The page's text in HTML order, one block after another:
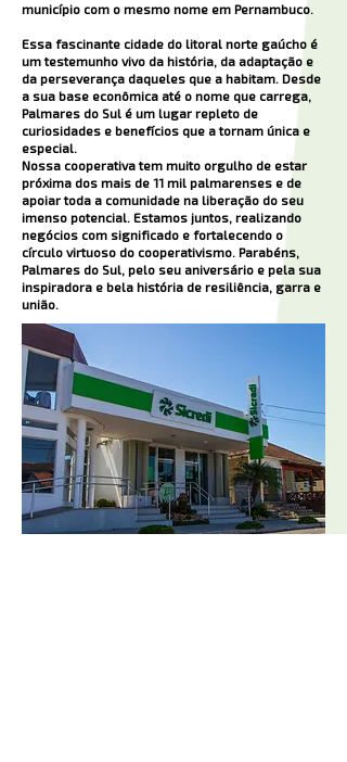
município com o mesmo nome em Pernambuco.
Essa fascinante cidade do litoral norte gaúcho é
um testemunho vivo da história, da adaptação e
da perseverança daqueles que a habitam. Desde
a sua base econômica até o nome que carrega,
Palmares do Sul é um lugar repleto de
curiosidades e benefícios que a tornam única e
especial.
Nossa cooperativa tem muito orgulho de estar
próxima dos mais de 11 mil palmarenses e de
apoiar toda a comunidade na liberação do seu
imenso potencial. Estamos juntos, realizando
negócios com significado e fortalecendo o
círculo virtuoso do cooperativismo. Parabéns,
Palmares do Sul, pelo seu aniversário e pela sua
inspiradora e bela história de resiliência, garra e
união.